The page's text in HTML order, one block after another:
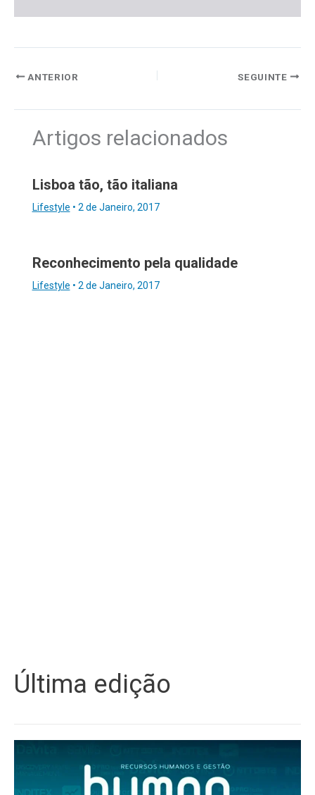
ANTERIOR SEGUINTE
Artigos relacionados
Lisboa tão, tão italiana
Lifestyle • 2 de Janeiro, 2017
Reconhecimento pela qualidade
Lifestyle • 2 de Janeiro, 2017
Última edição